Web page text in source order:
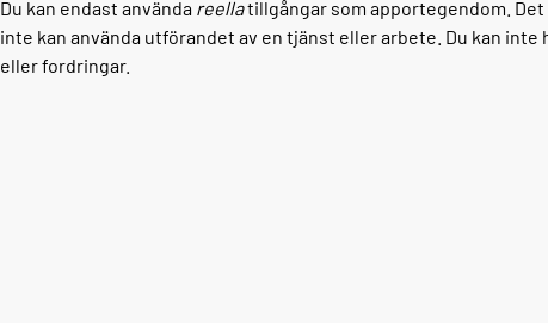
Du kan endast använda reellatillgångar som apportegendom.
inte kan använda utförandet av en tjänst eller arbete. Du kan inte
eller fordringar.